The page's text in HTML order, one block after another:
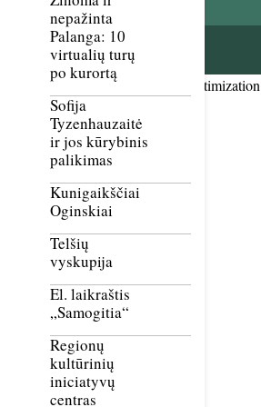
nepažinta
Palanga: 10
virtualių turų
po kurortą
Sofija
Tyzenhauzaitė
ir jos kūrybinis
palikimas
Kunigaikščiai
Oginskiai
Telšių
vyskupija
El. laikraštis
„Samogitia“
Regionų
kultūrinių
iniciatyvų
centras
Smush Image Compression and Optimization